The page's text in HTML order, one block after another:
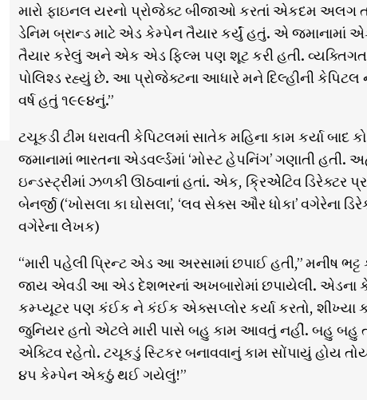
મારો ફાઇનલ યરનો પ્રોજેક્ટ બીજાઓ કરતાં એકદમ અલગ
ડેનિમ બ્રાન્ડ માટે એડ કેમ્પેન તૈયાર કર્યું હતું. એ જમાનામાં
તૈયાર કરેલું અને એક એડ ફિલ્મ પણ શૂટ કરી હતી.
પોલિશ્ડ રહ્યું છે. આ પ્રોજેક્ટના આધારે મને દિલ્હીની
વર્ષ હતું ૧૯૯૪નું.”
ટચૂકડી ટીમ ધરાવતી કેપિટલમાં સાતેક મહિના કામ કર્યા
જમાનામાં ભારતના એડવર્લ્ડમાં ‘મોસ્ટ હેપનિંગ’ ગણાતી
ઇન્ડસ્ટ્રીમાં ઝળકી ઊઠવાનાં હતાં. એક, ક્રિએેટિવ ડિરેક્ટર
બેનર્જી (‘ખોસલા કા ઘોસલા’, ‘લવ સેક્સ ઔર ધોકા’ વગેરેના
વગેરેના લેેેખક)
“મારી પહેલી પ્રિન્ટ એડ આ અરસામાં છપાઈ હતી,” મનીષ
જાય એવડી આ એડ દેશભરનાં અખબારોમાં છપાયેલી. એડના
કમ્પ્યૂટર પણ કંઈક ને કંઈક એક્સપ્લોર કર્યા કરતો, શીખ્યા
જુનિયર હતો એટલે મારી પાસે બહુ કામ આવતું નહીં. બહુ બહુ
એક્ટિવ રહેતો. ટચૂકડું સ્ટિકર બનાવવાનું કામ સોંપાયું હોય
૪૫ કેમ્પેન એકઠું થઈ ગયેલું!”